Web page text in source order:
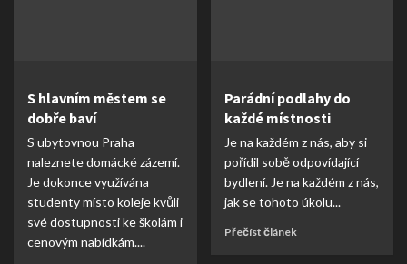
S hlavním městem se
dobře baví
S ubytovnou Praha
naleznete domácké zázemí.
Je dokonce využívána
studenty místo koleje kvůli
své dostupnosti ke školám i
cenovým nabídkám....
Parádní podlahy do
každé místnosti
Je na každém z nás, aby si
pořídil sobě odpovídající
bydlení. Je na každém z nás,
jak se tohoto úkolu...
Přečíst článek